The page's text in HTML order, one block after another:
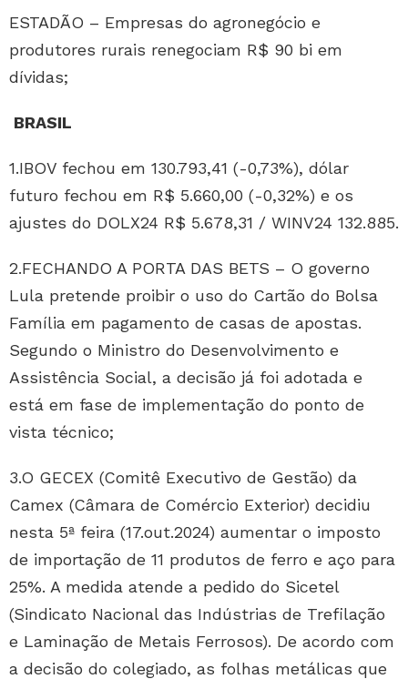
ESTADÃO – Empresas do agronegócio e
produtores rurais renegociam R$ 90 bi em
dívidas;
BRASIL
1.IBOV fechou em 130.793,41 (-0,73%), dólar
futuro fechou em R$ 5.660,00 (-0,32%) e os
ajustes do DOLX24 R$ 5.678,31 / WINV24 132.885.
2.FECHANDO A PORTA DAS BETS – O governo
Lula pretende proibir o uso do Cartão do Bolsa
Família em pagamento de casas de apostas.
Segundo o Ministro do Desenvolvimento e
Assistência Social, a decisão já foi adotada e
está em fase de implementação do ponto de
vista técnico;
3.O GECEX (Comitê Executivo de Gestão) da
Camex (Câmara de Comércio Exterior) decidiu
nesta 5ª feira (17.out.2024) aumentar o imposto
de importação de 11 produtos de ferro e aço para
25%. A medida atende a pedido do Sicetel
(Sindicato Nacional das Indústrias de Trefilação
e Laminação de Metais Ferrosos). De acordo com
a decisão do colegiado, as folhas metálicas que